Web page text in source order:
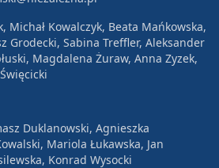
Michał Kowalczyk, Beata Mańkowska,
Grodecki, Sabina Treffler, Aleksander
Magdalena Żuraw, Anna Zyzek,
Duklanowski, Agnieszka
Mariola Łukawska, Jan
Konrad Wysocki